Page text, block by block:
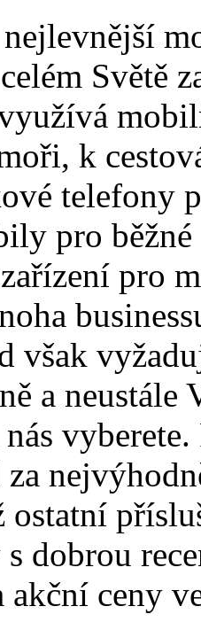
Světě
k
telefony
pro
pro
však
a neustále
dobrou
akční ceny